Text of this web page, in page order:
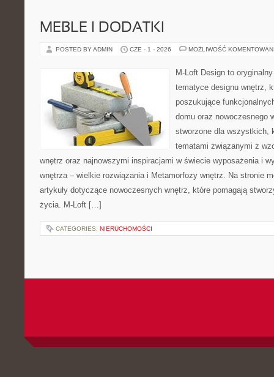
MEBLE I DODATKI
POSTED BY ADMIN CZE - 1 - 2026 MOŻLIWOŚĆ
M-Loft Design to
tematyce designu wnętrz,
poszukujące
domu oraz nowoczesnego
stworzone dla wszystkich,
tematami związanymi z
wnętrz oraz najnowszymi inspiracjami w świecie wyposażenia i
wnętrza – wielkie rozwiązania i Metamorfozy wnętrz. Na stronie
artykuły dotyczące nowoczesnych wnętrz, które pomagają
życia. M-Loft […]
CATEGORIES: NIERUCHOMOŚCI